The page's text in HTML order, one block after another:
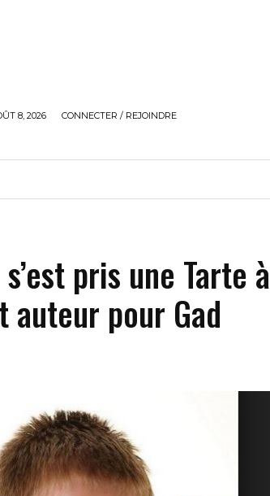
8, 2026 CONNECTER / REJOINDRE
pris une Tarte à
auteur pour Gad